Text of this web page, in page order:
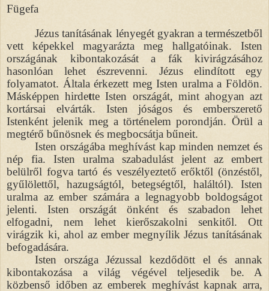
Fügefa
Jézus tanításának lényegét gyakran a természetből
vett képekkel magyarázta meg hallgatóinak. Isten
országának kibontakozását a fák kivirágzásához
hasonlóan lehet észrevenni. Jézus elindított egy
folyamatot. Általa érkezett meg Isten uralma a Földön.
Másképpen hirdette Isten országát, mint ahogyan azt
kortársai elvárták. Isten jóságos és emberszerető
Istenként jelenik meg a történelem porondján. Örül a
megtérő bűnösnek és megbocsátja bűneit.
Isten országába meghívást kap minden nemzet és
nép fia. Isten uralma szabadulást jelent az embert
belülről fogva tartó és veszélyeztető erőktől (önzéstől,
gyűlölettől, hazugságtól, betegségtől, haláltól). Isten
uralma az ember számára a legnagyobb boldogságot
jelenti. Isten országát önként és szabadon lehet
elfogadni, nem lehet kierőszakolni senkitől. Ott
virágzik ki, ahol az ember megnyílik Jézus tanításának
befogadására.
Isten országa Jézussal kezdődött el és annak
kibontakozása a világ végével teljesedik be. A
közbenső időben az emberek meghívást kapnak arra,